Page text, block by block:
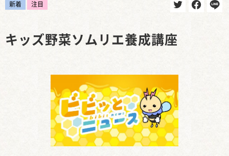
新着 注目
キッズ野菜ソムリエ養成講座